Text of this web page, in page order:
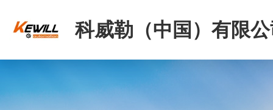
科威勒（中国）有限